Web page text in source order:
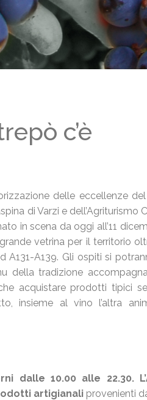
c’è
delle eccellenze
di Varzi e dell’Agriturismo
in scena da oggi all’11
vetrina per il territorio
A131-A139. Gli ospiti si
della tradizione
acquistare prodotti tipici
insieme al vino l’altra
dalle 10.00 alle 22.30.
artigianali provenienti